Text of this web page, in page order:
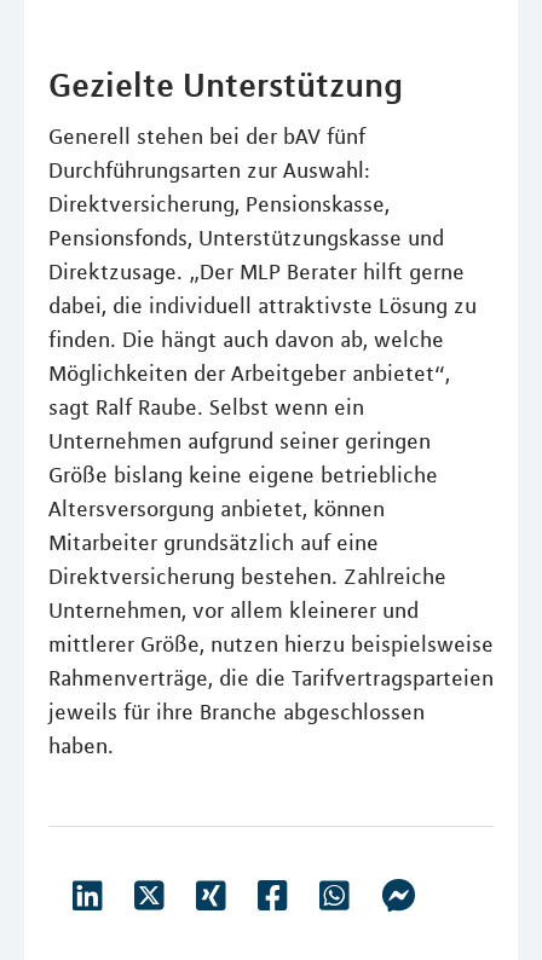
Gezielte Unterstützung
Generell stehen bei der bAV fünf
Durchführungsarten zur Auswahl:
Direktversicherung, Pensionskasse,
Pensionsfonds, Unterstützungskasse und
Direktzusage. „Der MLP Berater hilft gerne
dabei, die individuell attraktivste Lösung zu
finden. Die hängt auch davon ab, welche
Möglichkeiten der Arbeitgeber anbietet“,
sagt Ralf Raube. Selbst wenn ein
Unternehmen aufgrund seiner geringen
Größe bislang keine eigene betriebliche
Altersversorgung anbietet, können
Mitarbeiter grundsätzlich auf eine
Direktversicherung bestehen. Zahlreiche
Unternehmen, vor allem kleinerer und
mittlerer Größe, nutzen hierzu beispielsweise
Rahmenverträge, die die Tarifvertragsparteien
jeweils für ihre Branche abgeschlossen
haben.